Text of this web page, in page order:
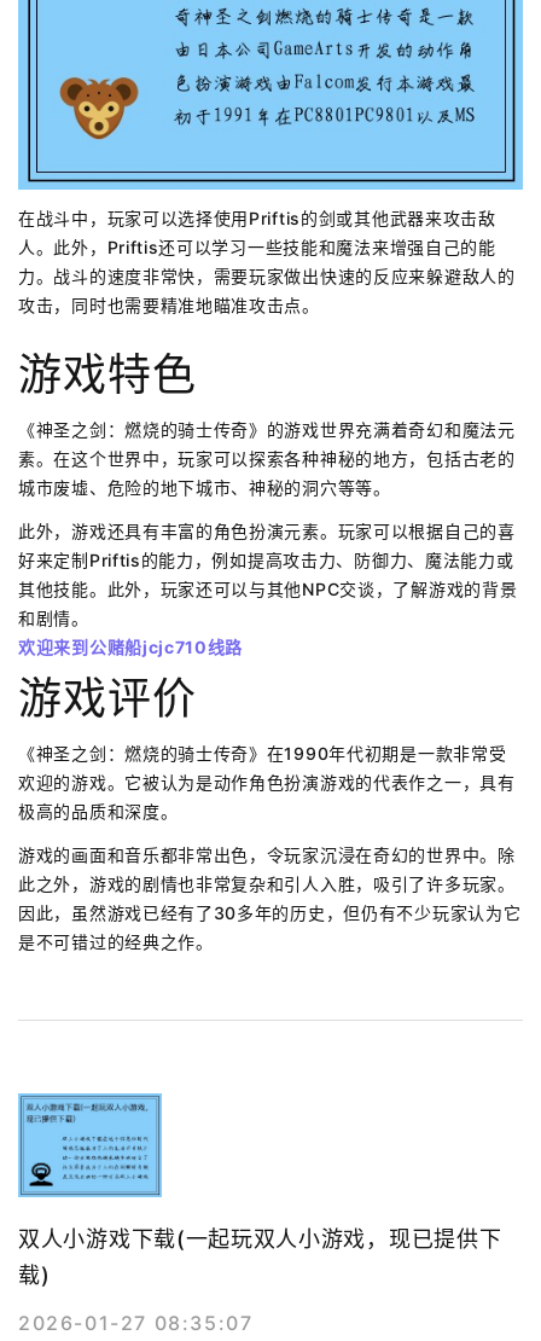
在战斗中，玩家可以选择使用Priftis的剑或其他武器来攻击敌
人。此外，Priftis还可以学习一些技能和魔法来增强自己的能
力。战斗的速度非常快，需要玩家做出快速的反应来躲避敌人的
攻击，同时也需要精准地瞄准攻击点。
游戏特色
《神圣之剑：燃烧的骑士传奇》的游戏世界充满着奇幻和魔法元
素。在这个世界中，玩家可以探索各种神秘的地方，包括古老的
城市废墟、危险的地下城市、神秘的洞穴等等。
此外，游戏还具有丰富的角色扮演元素。玩家可以根据自己的喜
好来定制Priftis的能力，例如提高攻击力、防御力、魔法能力或
其他技能。此外，玩家还可以与其他NPC交谈，了解游戏的背景
和剧情。
欢迎来到公赌船jcjc710线路
游戏评价
《神圣之剑：燃烧的骑士传奇》在1990年代初期是一款非常受
欢迎的游戏。它被认为是动作角色扮演游戏的代表作之一，具有
极高的品质和深度。
游戏的画面和音乐都非常出色，令玩家沉浸在奇幻的世界中。除
此之外，游戏的剧情也非常复杂和引人入胜，吸引了许多玩家。
因此，虽然游戏已经有了30多年的历史，但仍有不少玩家认为它
是不可错过的经典之作。
双人小游戏下载(一起玩双人小游戏，现已提供下
载)
2026-01-27 08:35:07